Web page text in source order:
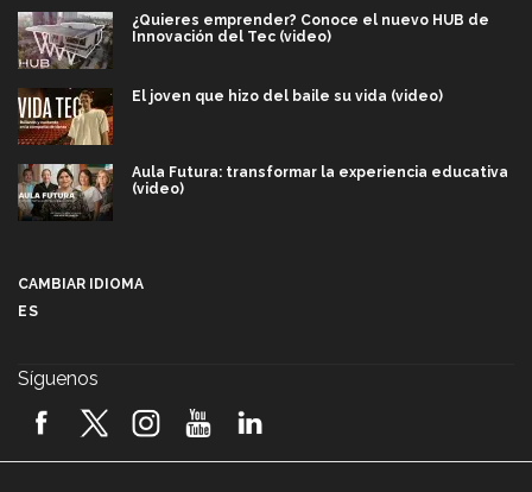
¿Quieres emprender? Conoce el nuevo HUB de
Innovación del Tec (video)
El joven que hizo del baile su vida (video)
Aula Futura: transformar la experiencia educativa
(video)
2026! (video)
CAMBIAR IDIOMA
ES
Síguenos